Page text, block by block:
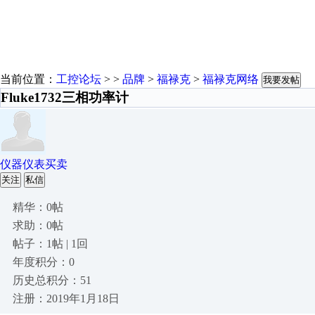
当前位置： 工控论坛 > > 品牌 > 福禄克 > 福禄克网络 我要发帖
Fluke1732三相功率计
仪器仪表买卖
关注 私信
精华：0帖
求助：0帖
帖子：1帖 | 1回
年度积分：0
历史总积分：51
注册：2019年1月18日